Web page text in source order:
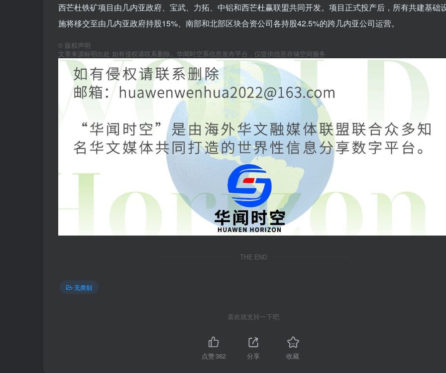
西芒杜铁矿项目由几内亚政府、宝武、力拓、中铝和西芒杜赢联盟共同开发。项目正式投产后，所有共建基础
施将移交至由几内亚政府持股15%、南部和北部区块合资公司各持股42.5%的跨几内亚公司运营。
© 版权声明
文章来源标明出处 如有侵权请联系删除。华闻时空系信息发布平台，仅提供信息存储空间服务
THE END
无类别
喜欢就支持一下吧
点赞362 分享 收藏